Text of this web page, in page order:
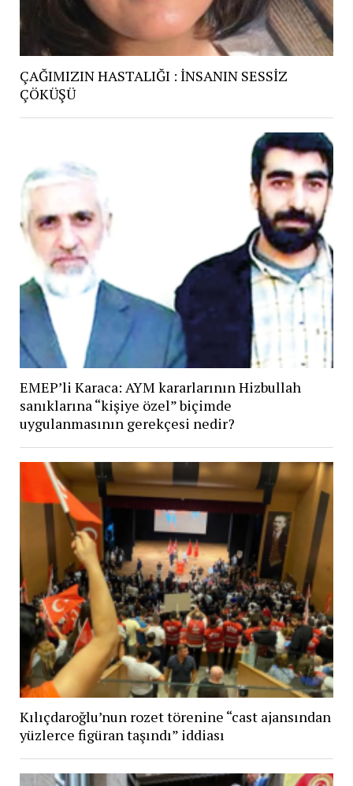
ÇAĞIMIZIN HASTALIĞI : İNSANIN SESSİZ
ÇÖKÜŞÜ
EMEP’li Karaca: AYM kararlarının Hizbullah
sanıklarına “kişiye özel” biçimde
uygulanmasının gerekçesi nedir?
Kılıçdaroğlu’nun rozet törenine “cast ajansından
yüzlerce figüran taşındı” iddiası